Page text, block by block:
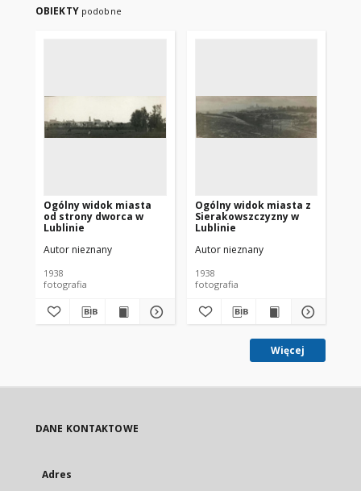
OBIEKTY podobne
Ogólny widok miasta
od strony dworca w
Lublinie
Autor nieznany
1938
fotografia
Ogólny widok miasta z
Sierakowszczyzny w
Lublinie
Autor nieznany
1938
fotografia
Więcej
DANE KONTAKTOWE
Adres